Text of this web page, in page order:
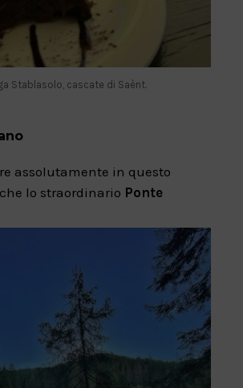
Stablasolo, cascate di Saènt.
assolutamente in questo
lo straordinario Ponte